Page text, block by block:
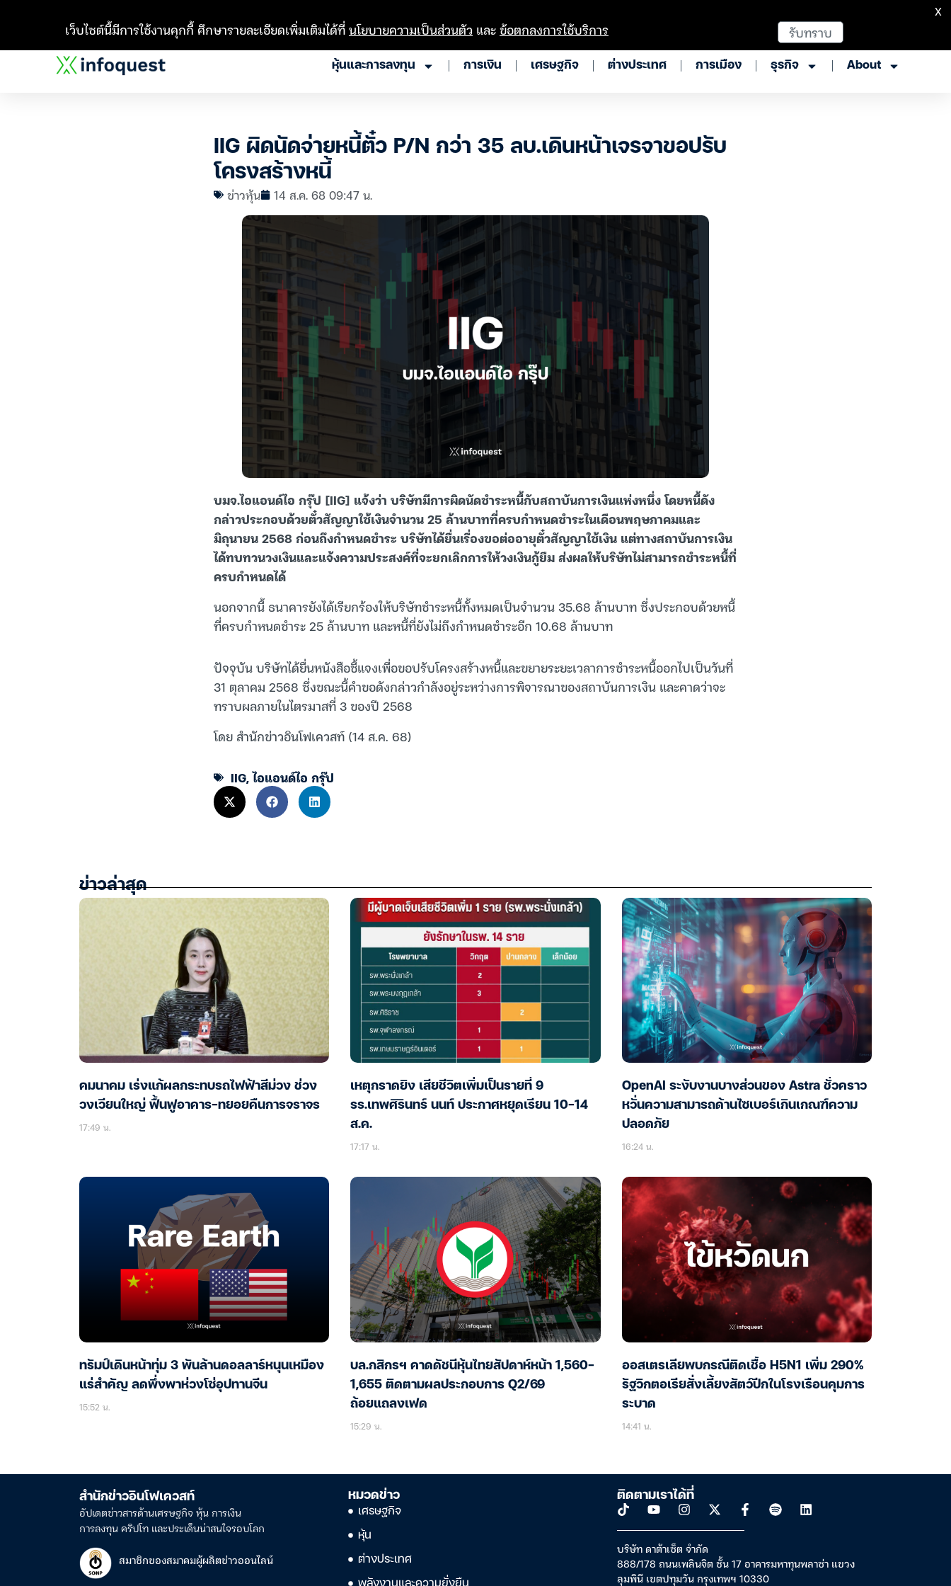
หุ้นและการลงทุน การเงิน เศรษฐกิจ ต่างประเทศ การเมือง ธุรกิจ About
IIG ผิดนัดจ่ายหนี้ตั๋ว P/N กว่า 35 ลบ.เดินหน้าเจรจาขอปรับ
โครงสร้างหนี้
ข่าวหุ้น 14 ส.ค. 68 09:47 น.
บมจ.ไอแอนด์ไอ กรุ๊ป [IIG] แจ้งว่า บริษัทมีการผิดนัดชำระหนี้กับสถาบันการเงินแห่งหนึ่ง โดยหนี้ดัง
กล่าวประกอบด้วยตั๋วสัญญาใช้เงินจำนวน 25 ล้านบาทที่ครบกำหนดชำระในเดือนพฤษภาคมและ
มิถุนายน 2568 ก่อนถึงกำหนดชำระ บริษัทได้ยื่นเรื่องขอต่ออายุตั๋วสัญญาใช้เงิน แต่ทางสถาบันการเงิน
ได้ทบทวนวงเงินและแจ้งความประสงค์ที่จะยกเลิกการให้วงเงินกู้ยืม ส่งผลให้บริษัทไม่สามารถชำระหนี้ที่
ครบกำหนดได้
นอกจากนี้ ธนาคารยังได้เรียกร้องให้บริษัทชำระหนี้ทั้งหมดเป็นจำนวน 35.68 ล้านบาท ซึ่งประกอบด้วยหนี้
ที่ครบกำหนดชำระ 25 ล้านบาท และหนี้ที่ยังไม่ถึงกำหนดชำระอีก 10.68 ล้านบาท
ปัจจุบัน บริษัทได้ยื่นหนังสือชี้แจงเพื่อขอปรับโครงสร้างหนี้และขยายระยะเวลาการชำระหนี้ออกไปเป็นวันที่
31 ตุลาคม 2568 ซึ่งขณะนี้คำขอดังกล่าวกำลังอยู่ระหว่างการพิจารณาของสถาบันการเงิน และคาดว่าจะ
ทราบผลภายในไตรมาสที่ 3 ของปี 2568
โดย สำนักข่าวอินโฟเควสท์ (14 ส.ค. 68)
IIG,ไอแอนด์ไอ กรุ๊ป
ข่าวล่าสุด
คมนาคม เร่งแก้ผลกระทบรถไฟฟ้าสีม่วง ช่วง
วงเวียนใหญ่ ฟื้นฟูอาคาร-ทยอยคืนการจราจร
17:49 น.
เหตุกราดยิง เสียชีวิตเพิ่มเป็นรายที่ 9
รร.เทพศิรินทร์ นนท์ ประกาศหยุดเรียน 10-14
ส.ค.
17:17 น.
OpenAI ระงับงานบางส่วนของ Astra ชั่วคราว
หวั่นความสามารถด้านไซเบอร์เกินเกณฑ์ความ
ปลอดภัย
16:24 น.
ทรัมป์เดินหน้าทุ่ม 3 พันล้านดอลลาร์หนุนเหมือง
แร่สำคัญ ลดพึ่งพาห่วงโซ่อุปทานจีน
15:52 น.
บล.กสิกรฯ คาดดัชนีหุ้นไทยสัปดาห์หน้า 1,560-
1,655 ติดตามผลประกอบการ Q2/69
ถ้อยแถลงเฟด
15:29 น.
ออสเตรเลียพบกรณีติดเชื้อ H5N1 เพิ่ม 290%
รัฐวิกตอเรียสั่งเลี้ยงสัตว์ปีกในโรงเรือนคุมการ
ระบาด
14:41 น.
สำนักข่าวอินโฟเควสท์
อัปเดตข่าวสารด้านเศรษฐกิจ หุ้น การเงิน
การลงทุน คริปโท และประเด็นน่าสนใจรอบโลก
สมาชิกของสมาคมผู้ผลิตข่าวออนไลน์
หมวดข่าว
เศรษฐกิจ
หุ้น
ต่างประเทศ
พลังงานและความยั่งยืน
ติดตามเราได้ที่
บริษัท ดาต้าเซ็ต จำกัด
888/178 ถนนเพลินจิต ชั้น 17 อาคารมหาทุนพลาซ่า แขวง
ลุมพินี เขตปทุมวัน กรุงเทพฯ 10330
เว็บไซต์นี้มีการใช้งานคุกกี้ ศึกษารายละเอียดเพิ่มเติมได้ที่นโยบายความเป็นส่วนตัว และข้อตกลงการใช้บริการ รับทราบ
X